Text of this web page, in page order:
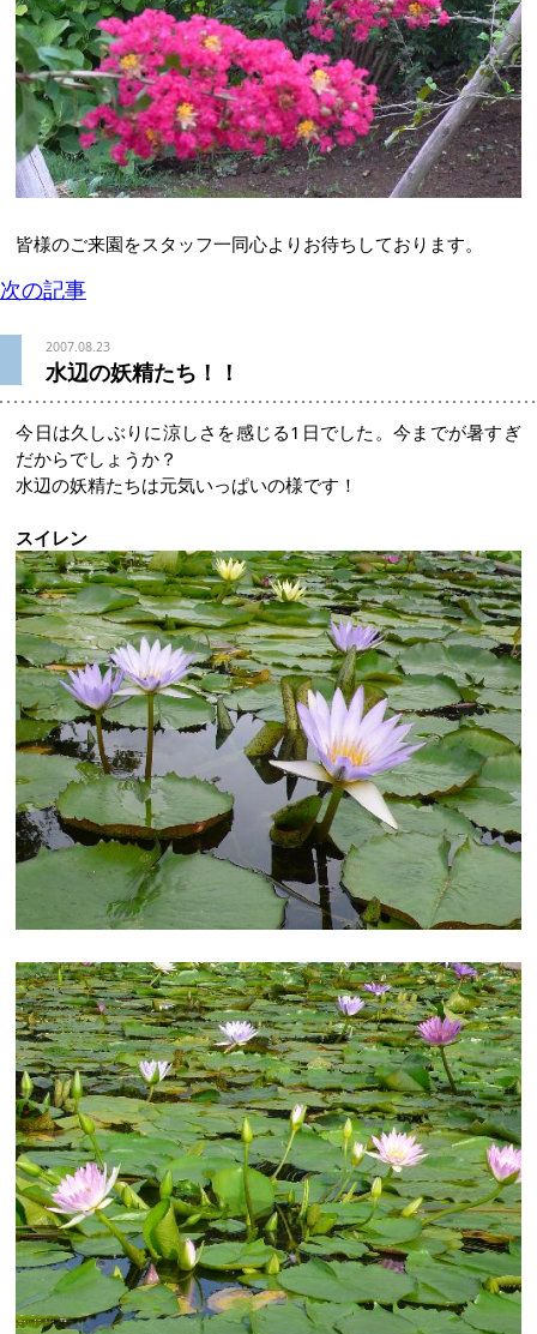
皆様のご来園をスタッフ一同心よりお待ちしております。
次の記事
2007.08.23
水辺の妖精たち！！
今日は久しぶりに涼しさを感じる1日でした。今までが暑すぎ
だからでしょうか？
水辺の妖精たちは元気いっぱいの様です！
スイレン